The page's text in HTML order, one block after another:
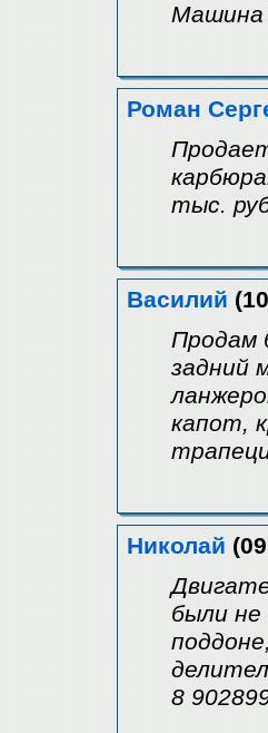
Машина
Роман
тыс.
Василий
Продам
задний
капот,
Николай
были не
8